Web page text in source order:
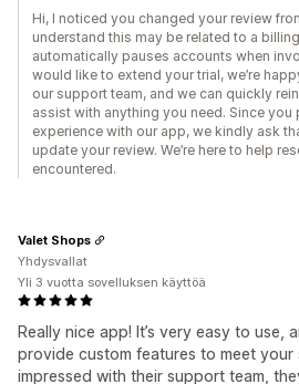
Hi, I noticed you changed your review
understand this may be related to a
automatically pauses accounts when
would like to extend your trial, we’re
our support team, and we can quickly
assist with anything you need. Since
experience with our app, we kindly ask
update your review. We’re here to help
encountered.
Really nice app! It’s very easy to use,
provide custom features to meet your
impressed with their support team,
Valet Shops
Yhdysvallat
Yli 3 vuotta sovelluksen käyttöä